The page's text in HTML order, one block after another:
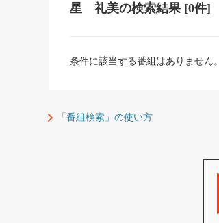
星 礼美の検索結果 [0件]
条件に該当する番組はありません。
「番組検索」の使い方